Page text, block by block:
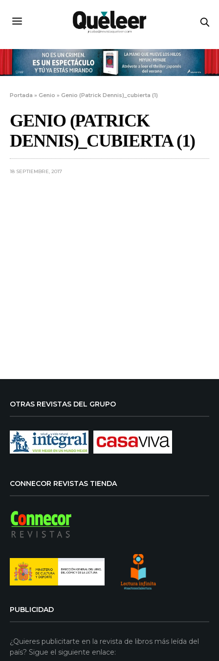
Portada »Genio »Genio (Patrick Dennis)_cubierta (1)
GENIO (PATRICK
DENNIS)_CUBIERTA (1)
18 SEPTIEMBRE, 2017
OTRAS REVISTAS DEL GRUPO
CONNECOR REVISTAS TIENDA
PUBLICIDAD
¿Quieres publicitarte en la revista de libros más leída del
país? Sigue el siguiente enlace: